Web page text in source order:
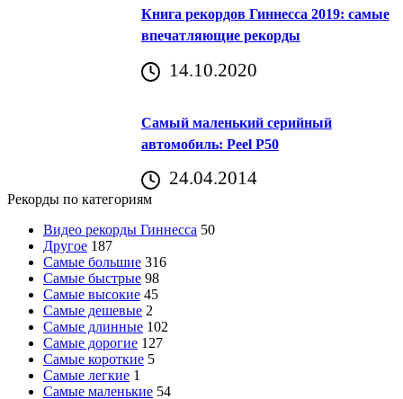
Книга рекордов Гиннесса 2019: самые
впечатляющие рекорды
14.10.2020
Самый маленький серийный
автомобиль: Peel P50
24.04.2014
Рекорды по категориям
Видео рекорды Гиннесса 50
Другое 187
Самые большие 316
Самые быстрые 98
Самые высокие 45
Самые дешевые 2
Самые длинные 102
Самые дорогие 127
Самые короткие 5
Самые легкие 1
Самые маленькие 54